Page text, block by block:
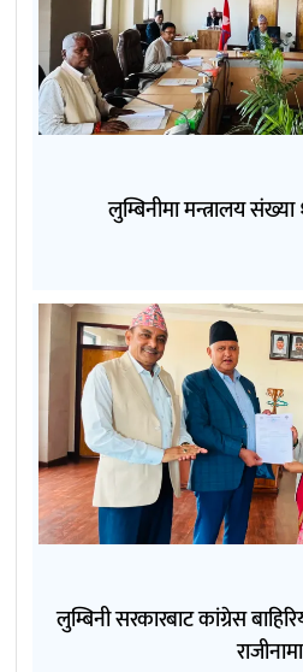
लुम्बिनीमा मन्त्रालय
लुम्बिनी सरकारबाट कांग्रेस
राजीनामा